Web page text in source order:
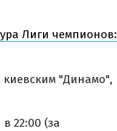
Лиги чемпионов:
"Динамо",
22:00 (за